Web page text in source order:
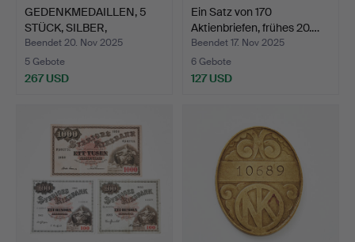
GEDENKMEDAILLEN, 5
STÜCK, SILBER,
ANHÄNGER…
Beendet 20. Nov 2025
5 Gebote
267 USD
Ein Satz von 170
Aktienbriefen, frühes 20.…
Beendet 17. Nov 2025
6 Gebote
127 USD